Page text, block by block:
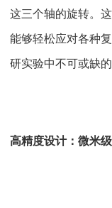
这三个轴的旋转。
能够轻松应对各种
研实验中不可或缺的
高精度设计：微米